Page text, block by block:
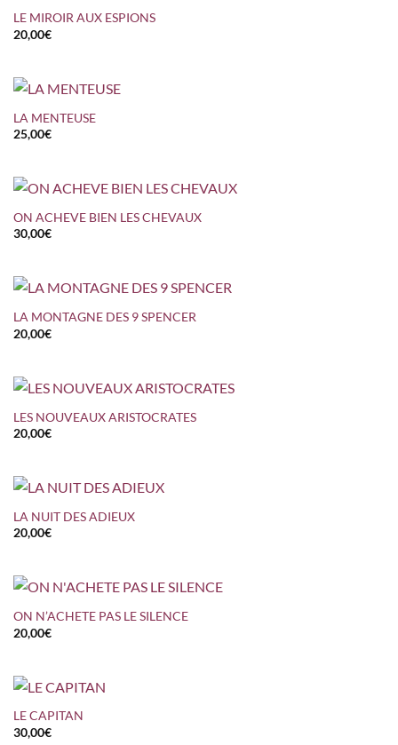
LE MIROIR AUX ESPIONS
20,00€
LA MENTEUSE
25,00€
ON ACHEVE BIEN LES CHEVAUX
30,00€
LA MONTAGNE DES 9 SPENCER
20,00€
LES NOUVEAUX ARISTOCRATES
20,00€
LA NUIT DES ADIEUX
20,00€
ON N’ACHETE PAS LE SILENCE
20,00€
LE CAPITAN
30,00€